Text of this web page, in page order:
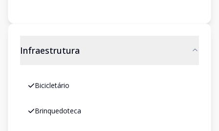
Infraestrutura
Bicicletário
Brinquedoteca